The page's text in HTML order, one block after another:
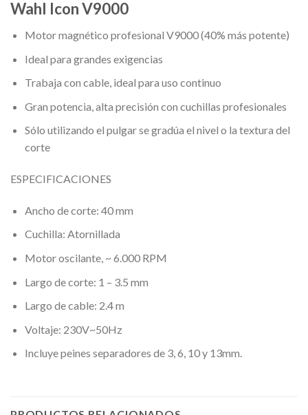
Wahl Icon V9000
Motor magnético profesional V9000 (40% más potente)
Ideal para grandes exigencias
Trabaja con cable, ideal para uso continuo
Gran potencia, alta precisión con cuchillas profesionales
Sólo utilizando el pulgar se gradúa el nivel o la textura del
corte
ESPECIFICACIONES
Ancho de corte: 40 mm
Cuchilla: Atornillada
Motor oscilante, ~ 6.000 RPM
Largo de corte: 1 – 3.5 mm
Largo de cable: 2.4 m
Voltaje: 230V~50Hz
Incluye peines separadores de 3, 6, 10 y 13mm.